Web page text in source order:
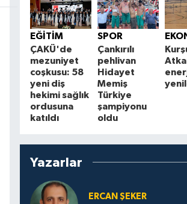
EĞİTİM
ÇAKÜ'de
mezuniyet
coşkusu: 58
yeni diş
hekimi sağlık
ordusuna
katıldı
SPOR
Çankırılı
pehlivan
Hidayet
Memiş
Türkiye
şampiyonu
oldu
Yazarlar
ERCAN ŞEKER